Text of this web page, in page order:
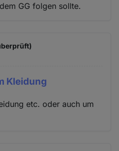
GG folgen sollte.
Kleidung
etc. oder auch um